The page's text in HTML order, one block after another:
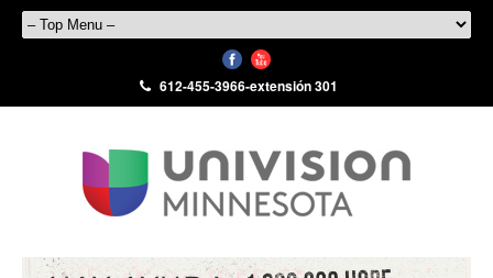
612-455-3966-extensión 301